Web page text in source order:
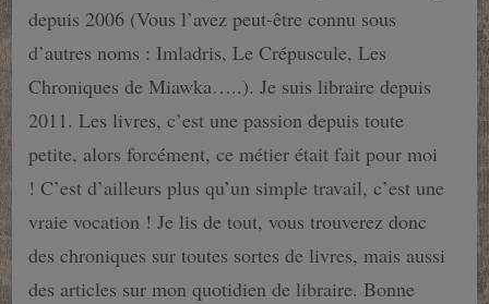
depuis 2006 (Vous l’avez peut-être connu sous
d’autres noms : Imladris, Le Crépuscule, Les
Chroniques de Miawka…..). Je suis libraire depuis
2011. Les livres, c’est une passion depuis toute
petite, alors forcément, ce métier était fait pour moi
! C’est d’ailleurs plus qu’un simple travail, c’est une
vraie vocation ! Je lis de tout, vous trouverez donc
des chroniques sur toutes sortes de livres, mais aussi
des articles sur mon quotidien de libraire. Bonne